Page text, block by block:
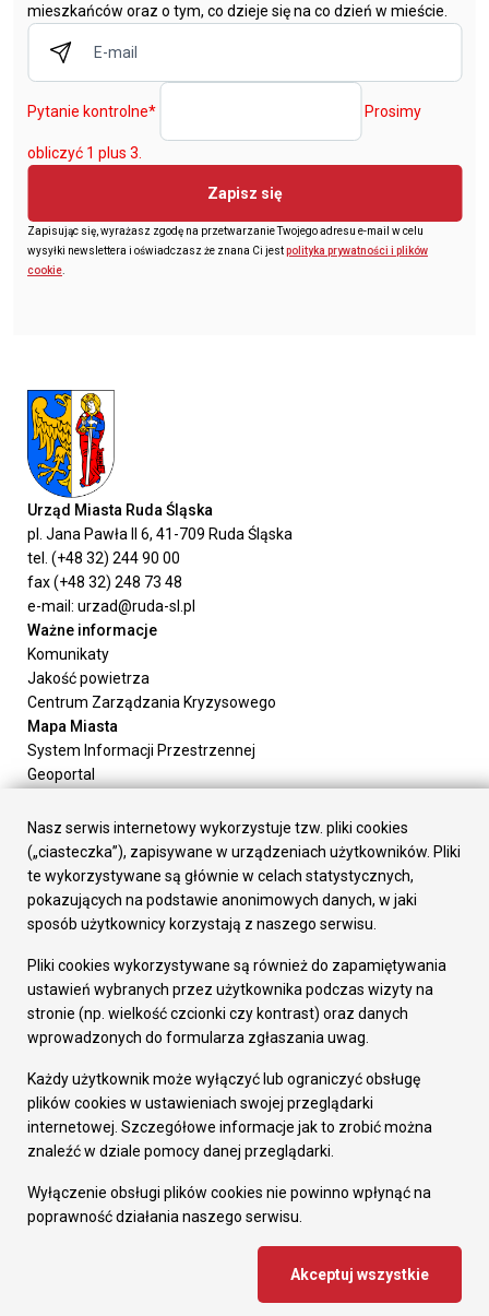
mieszkańców oraz o tym, co dzieje się na co dzień w mieście.
Pytanie kontrolne* Prosimy
obliczyć 1 plus 3.
Zapisz się
Zapisując się, wyrażasz zgodę na przetwarzanie Twojego adresu e-mail w celu
wysyłki newslettera i oświadczasz że znana Ci jestpolityka prywatności i plików
cookie
Urząd Miasta Ruda Śląska
pl. Jana Pawła II 6, 41-709 Ruda Śląska
tel. (+48 32) 244 90 00
fax (+48 32) 248 73 48
e-mail: urzad@ruda-sl.pl
Ważne informacje
Komunikaty
Jakość powietrza
Centrum Zarządzania Kryzysowego
Mapa Miasta
System Informacji Przestrzennej
Geoportal
Załatw sprawę
Prezydent Miasta
Rada Miasta
Wydziały
Elektroniczna Skrzynka Podawcza
Gospodarka
Fundusze europejskie
Środki krajowe
Oferty inwestycyjne
Pozostałe
Deklaracja dostępności
Dane osobowe
Dodaj opinię o witrynie
Projekt i wdrożenie - MIGOMEDIA
Nasz serwis internetowy wykorzystuje tzw. pliki cookies
(„ciasteczka”), zapisywane w urządzeniach użytkowników. Pliki
te wykorzystywane są głównie w celach statystycznych,
pokazujących na podstawie anonimowych danych, w jaki
sposób użytkownicy korzystają z naszego serwisu.
Pliki cookies wykorzystywane są również do zapamiętywania
ustawień wybranych przez użytkownika podczas wizyty na
stronie (np. wielkość czcionki czy kontrast) oraz danych
wprowadzonych do formularza zgłaszania uwag.
Każdy użytkownik może wyłączyć lub ograniczyć obsługę
plików cookies w ustawieniach swojej przeglądarki
internetowej. Szczegółowe informacje jak to zrobić można
znaleźć w dziale pomocy danej przeglądarki.
Wyłączenie obsługi plików cookies nie powinno wpłynąć na
poprawność działania naszego serwisu.
Akceptuj wszystkie